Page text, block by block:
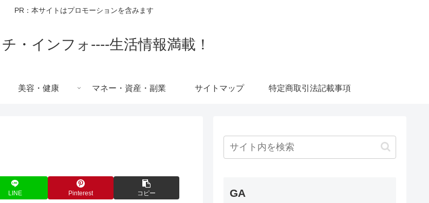
PR：本サイトはプロモーションを含みます
・インフォ----生活情報満載！
美容・健康 マネー・資産・副業 サイトマップ 特定商取引法記載事項
LINE Pinterest コピー GA